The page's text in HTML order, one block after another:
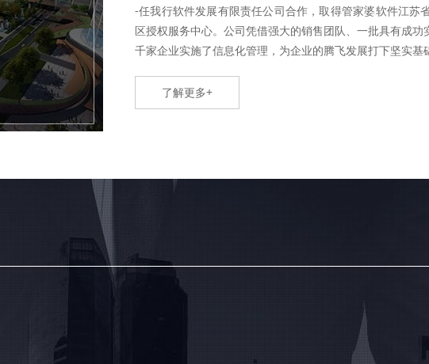
-任我行软件发展有限责任公司合作，取得管家婆软件江苏
区授权服务中心。公司凭借强大的销售团队、一批具有成
千家企业实施了信息化管理，为企业的腾飞发展打下坚实基
了解更多+